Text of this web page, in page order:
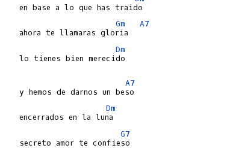
Gm
A7
Dm
   lo tienes bien merecido
A7
Dm
G7